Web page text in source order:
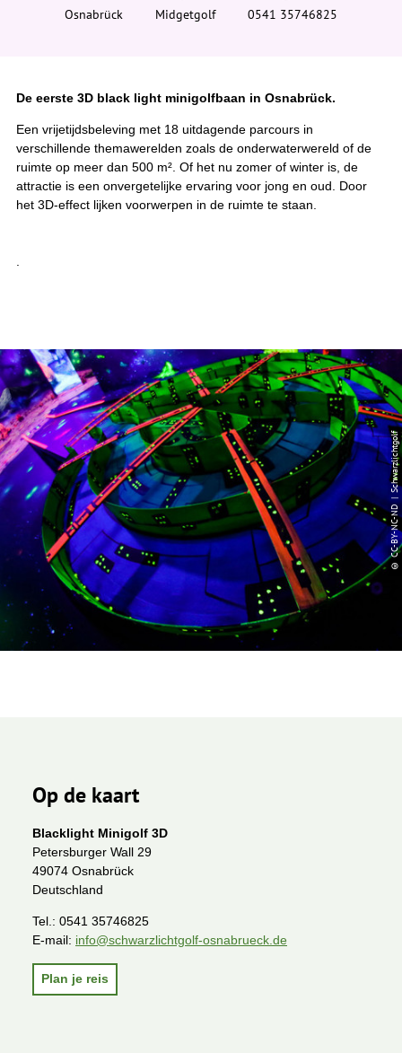
e
Osnabrück Midgetgolf 0541 35746825
De eerste 3D black light minigolfbaan in Osnabrück.
Een vrijetijdsbeleving met 18 uitdagende parcours in
verschillende themawerelden zoals de onderwaterwereld of de
ruimte op meer dan 500 m². Of het nu zomer of winter is, de
attractie is een onvergetelijke ervaring voor jong en oud. Door
het 3D-effect lijken voorwerpen in de ruimte te staan.
.
© CC-BY-NC-ND | Schwarzlichtgolf
Op de kaart
Blacklight Minigolf 3D
Petersburger Wall 29
49074 Osnabrück
Deutschland
Tel.: 0541 35746825
E-mail: info@schwarzlichtgolf-osnabrueck.de
Plan je reis